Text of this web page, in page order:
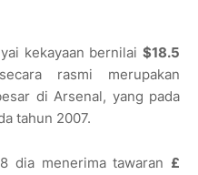
kekayaan bernilai $18.5
rasmi merupakan
di Arsenal, yang pada
tahun 2007.
dia menerima tawaran £